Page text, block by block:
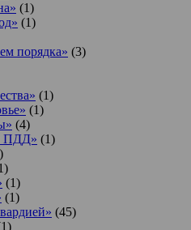
(1)
(1)
порядка» (3)
(1)
(1)
(4)
ПДД» (1)
(1)
(1)
(45)